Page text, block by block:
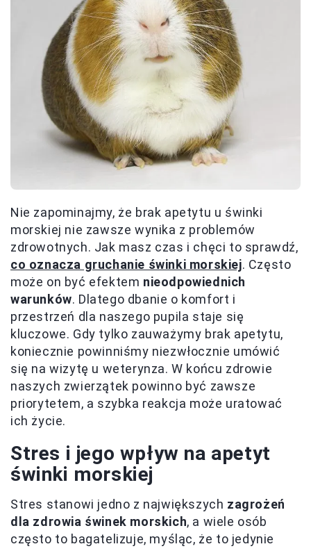
Nie zapominajmy, że brak apetytu u świnki
morskiej nie zawsze wynika z problemów
zdrowotnych. Jak masz czas i chęci to sprawdź,
co oznacza gruchanie świnki morskiej. Często
może on być efektem nieodpowiednich
warunków. Dlatego dbanie o komfort i
przestrzeń dla naszego pupila staje się
kluczowe. Gdy tylko zauważymy brak apetytu,
koniecznie powinniśmy niezwłocznie umówić
się na wizytę u weterynza. W końcu zdrowie
naszych zwierzątek powinno być zawsze
priorytetem, a szybka reakcja może uratować
ich życie.
Stres i jego wpływ na apetyt
świnki morskiej
Stres stanowi jedno z największych zagrożeń
dla zdrowia świnek morskich, a wiele osób
często to bagatelizuje, myśląc, że to jedynie